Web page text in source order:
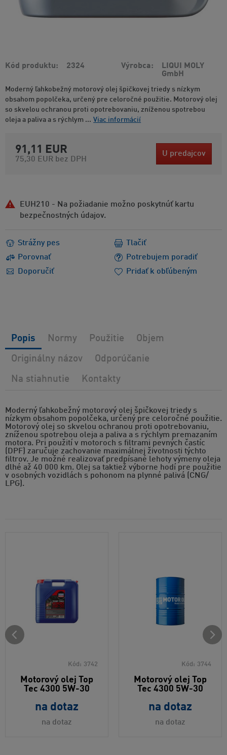
Kód produktu 2324 Výrobca
LIQUI MOLY
GmbH
Moderný ľahkobežný motorový olej špičkovej triedy s nízkym
obsahom popolčeka, určený pre celoročné použitie. Motorový olej
so skvelou ochranou proti opotrebovaniu, zníženou spotrebou
oleja a paliva a s rýchlym ... Viac informácií
91,11 EUR
75,30 EUR bez DPH
U predajcov
EUH210 - Na požiadanie možno poskytnúť kartu
bezpečnostných údajov.
Strážny pes
Porovnať
Potrebujem poradiť
Doporučiť
Tlačiť
Pridať k obľúbeným
Moderný ľahkobežný motorový olej špičkovej triedy s
nízkym obsahom popolčeka, určený pre celoročné použitie.
Motorový olej so skvelou ochranou proti opotrebovaniu,
zníženou spotrebou oleja a paliva a s rýchlym premazaním
motora. Pri použití v motoroch s filtrami pevných častíc
(DPF) zaručuje zachovanie maximálnej životnosti týchto
filtrov. Je možné realizovať predpísané lehoty výmeny oleja
dlhé až 40 000 km. Olej sa taktiež výborne hodí pre použitie
v osobných vozidlách s pohonom na plynné palivá (CNG/
LPG).
Popis Normy Použitie Objem
Originálny názov Odporúčanie
Na stiahnutie Kontakty
Kód: 3742
Motorový olej Top
Tec 4300 5W-30
na dotaz
na dotaz
Kód: 3744
Motorový olej Top
Tec 4300 5W-30
na dotaz
na dotaz